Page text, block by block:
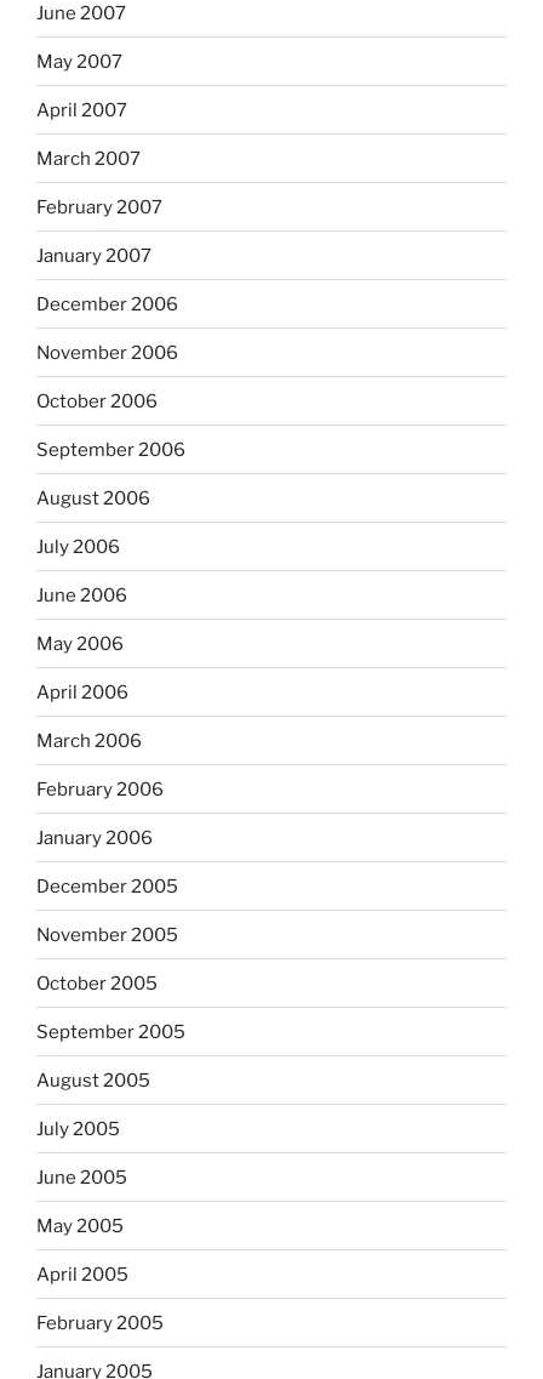
June 2007
May 2007
April 2007
March 2007
February 2007
January 2007
December 2006
November 2006
October 2006
September 2006
August 2006
July 2006
June 2006
May 2006
April 2006
March 2006
February 2006
January 2006
December 2005
November 2005
October 2005
September 2005
August 2005
July 2005
June 2005
May 2005
April 2005
February 2005
January 2005